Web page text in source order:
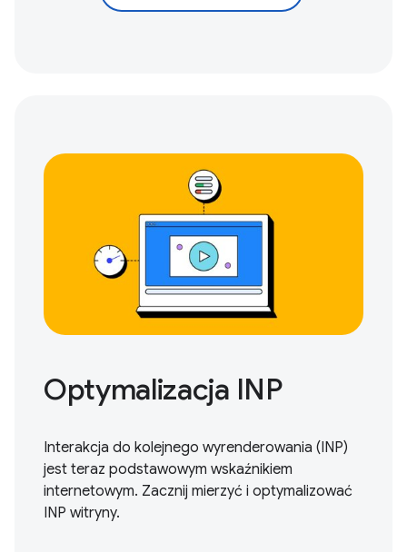
Optymalizacja INP
Interakcja do kolejnego wyrenderowania (INP)
jest teraz podstawowym wskaźnikiem
internetowym. Zacznij mierzyć i optymalizować
INP witryny.